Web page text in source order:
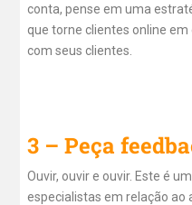
conta, pense em uma
que torne clientes online
com seus clientes.
3 – Peça
Ouvir, ouvir e ouvir. Este é
especialistas em relação ao